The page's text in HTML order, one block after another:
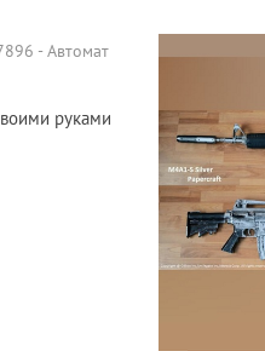
- Автомат
руками